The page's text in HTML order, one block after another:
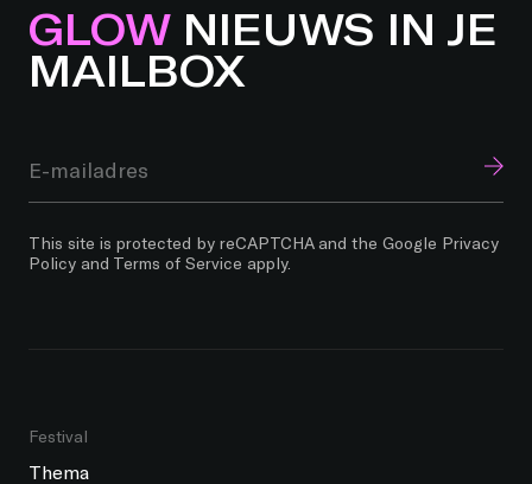
Festival
Thema
GLOWNIEUWS IN JE
MAILBOX
This site is protected by reCAPTCHA and the Google Privacy
Policy and Terms of Service apply.